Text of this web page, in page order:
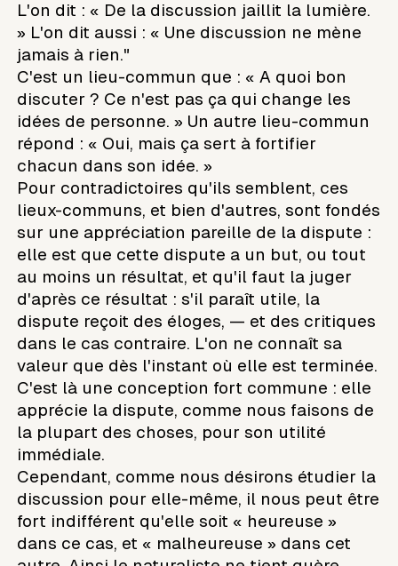
L'on dit : « De la discussion jaillit la lumière.
» L'on dit aussi : « Une discussion ne mène
jamais à rien."
C'est un lieu-commun que : « A quoi bon
discuter ? Ce n'est pas ça qui change les
idées de personne. » Un autre lieu-commun
répond : « Oui, mais ça sert à fortifier
chacun dans son idée. »
Pour contradictoires qu'ils semblent, ces
lieux-communs, et bien d'autres, sont fondés
sur une appréciation pareille de la dispute :
elle est que cette dispute a un but, ou tout
au moins un résultat, et qu'il faut la juger
d'après ce résultat : s'il paraît utile, la
dispute reçoit des éloges, — et des critiques
dans le cas contraire. L'on ne connaît sa
valeur que dès l'instant où elle est terminée.
C'est là une conception fort commune : elle
apprécie la dispute, comme nous faisons de
la plupart des choses, pour son utilité
immédiale.
Cependant, comme nous désirons étudier la
discussion pour elle-même, il nous peut être
fort indifférent qu'elle soit « heureuse »
dans ce cas, et « malheureuse » dans cet